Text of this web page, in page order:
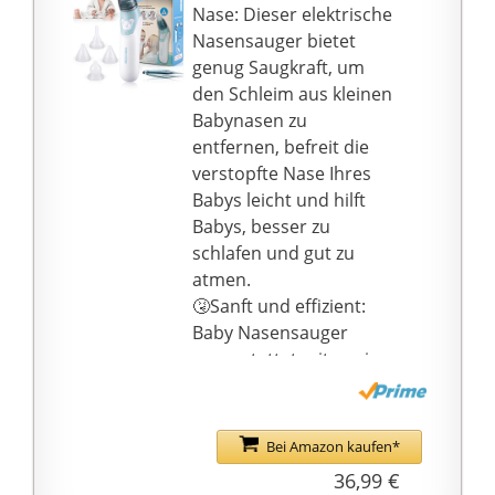
einen Videomodus.
Darüber hinaus gibt es
einen
Vergrößerungsmodus,
um kleinen und
trockenen Schleim
deutlich zu beobachten.
Fotos und Videos
werden in der
Kamerarolle
gespeichert. Sie können
jederzeit und überall
die spezifische Situation
Kindern beobachten,
Nasenhöhle von
sich mit Hilfe der Bürste
unter fließendem
Wasser reinigen. Der
weiche Saugkopf kann
im Sterilisator sauber
gemacht werden;
Nase: Dieser elektrische
Nasensauger bietet
genug Saugkraft, um
den Schleim aus kleinen
Babynasen zu
entfernen, befreit die
verstopfte Nase Ihres
Babys leicht und hilft
Babys, besser zu
schlafen und gut zu
atmen.
🤧Sanft und effizient:
Baby Nasensauger
ausgestattet mit zwei
Nasenspitzen und einer
Ohrspitze, passt es
Bei Amazon kaufen*
36,99 €